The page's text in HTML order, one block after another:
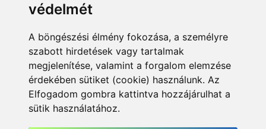
védelmét
A böngészési élmény fokozása, a személyre
szabott hirdetések vagy tartalmak
megjelenítése, valamint a forgalom elemzése
érdekében sütiket (cookie) használunk. Az
Elfogadom gombra kattintva hozzájárulhat a
sütik használatához.